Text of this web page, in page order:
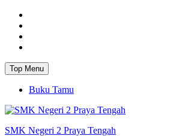
Top Menu
Buku Tamu
SMK Negeri 2 Praya Tengah